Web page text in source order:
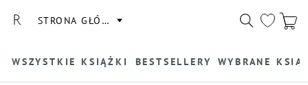
STRONA GŁÓWNA
WSZYSTKIE KSIĄŻKI BESTSELLERY WYBRANE